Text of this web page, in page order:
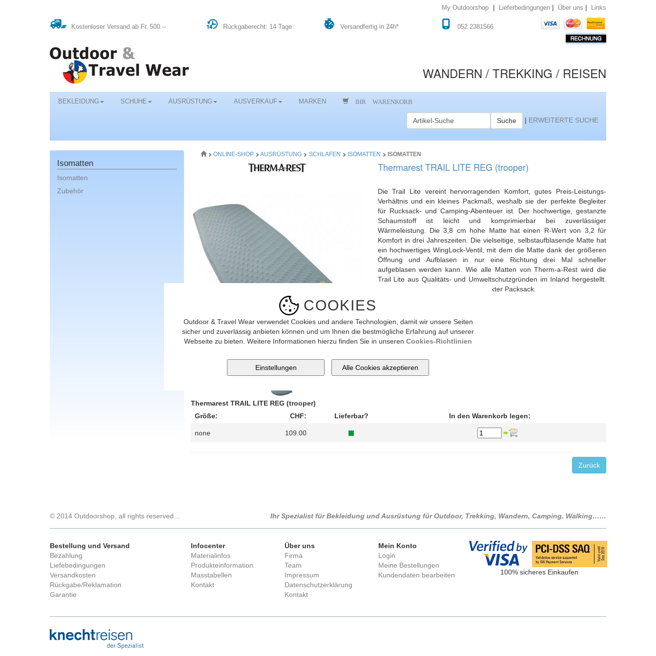
COOKIES
Outdoor & Travel Wear verwendet Cookies und andere Technologien, damit wir unsere Seiten
sicher und zuverlässig anbieten können und um Ihnen die bestmögliche Erfahrung auf unserer
Webseite zu bieten. Weitere Informationen hierzu finden Sie in unseren Cookies-Richtlinien
My Outdoorshop | Lieferbedingungen | Über uns | Links
Kostenloser Versand ab Fr. 500.-- Rückgaberecht: 14 Tage Versandfertig in 24h* 052 2381566
WANDERN / TREKKING / REISEN
BEKLEIDUNG SCHUHE AUSRÜSTUNG AUSVERKAUF MARKEN IHR WARENKORB
Suche | ERWEITERTE SUCHE
Isomatten
Isomatten
Zubehör
ONLINE-SHOP AUSRÜSTUNG SCHLAFEN ISOMATTEN ISOMATTEN
Bild vergrössern
Thermarest TRAIL LITE REG (trooper)
Die Trail Lite vereint hervorragenden Komfort, gutes Preis-Leistungs-
Verhältnis und ein kleines Packmaß, weshalb sie der perfekte Begleiter
für Rucksack- und Camping-Abenteuer ist. Der hochwertige, gestanzte
Schaumstoff ist leicht und komprimierbar bei zuverlässiger
Wärmeleistung. Die 3,8 cm hohe Matte hat einen R-Wert von 3,2 für
Komfort in drei Jahreszeiten. Die vielseitige, selbstaufblasende Matte hat
ein hochwertiges WingLock-Ventil, mit dem die Matte dank der größeren
Öffnung und Aufblasen in nur eine Richtung drei Mal schneller
aufgeblasen werden kann. Wie alle Matten von Therm-a-Rest wird die
Trail Lite aus Qualitäts- und Umweltschutzgründen im Inland hergestellt.
Zum Lieferumfang gehört ein kompakter Packsack.
Thermarest TRAIL LITE REG (trooper)
Größe:
CHF: Lieferbar? In den Warenkorb legen:
none 109.00
Zurück
© 2014 Outdoorshop, all rights reserved… Ihr Spezialist für Bekleidung und Ausrüstung für Outdoor, Trekking, Wandern, Camping, Walking……
Bestellung und Versand
Bezahlung
Liefebedingungen
Versandkosten
Rückgabe/Reklamation
Garantie
Infocenter
Materialinfos
Produkteinformation
Masstabellen
Kontakt
Über uns
Firma
Team
Impressum
Datenschutzerklärung
Kontakt
Mein Konto
Login
Meine Bestellungen
Kundendaten bearbeiten
100% sicheres Einkaufen